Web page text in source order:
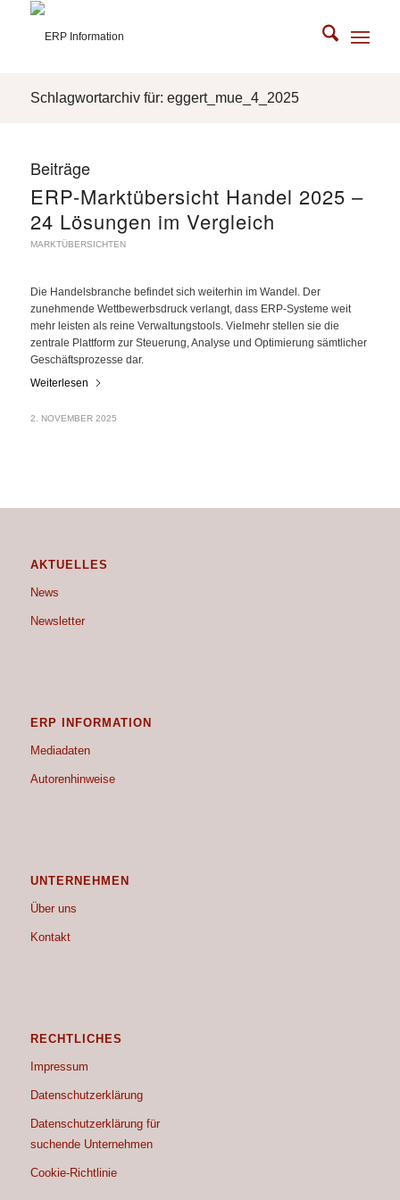
Schlagwortarchiv für: eggert_mue_4_2025
Beiträge
ERP-Marktübersicht Handel 2025 –
24 Lösungen im Vergleich
MARKTÜBERSICHTEN
Die Handelsbranche befindet sich weiterhin im Wandel. Der
zunehmende Wettbewerbsdruck verlangt, dass ERP-Systeme weit
mehr leisten als reine Verwaltungstools. Vielmehr stellen sie die
zentrale Plattform zur Steuerung, Analyse und Optimierung sämtlicher
Geschäftsprozesse dar.
Weiterlesen
2. NOVEMBER 2025
AKTUELLES
News
Newsletter
ERP INFORMATION
Mediadaten
Autorenhinweise
UNTERNEHMEN
Über uns
Kontakt
RECHTLICHES
Impressum
Datenschutzerklärung
Datenschutzerklärung für
suchende Unternehmen
Cookie-Richtlinie